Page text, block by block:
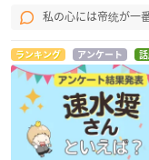
私の心には帝统が一
ランキング アンケート